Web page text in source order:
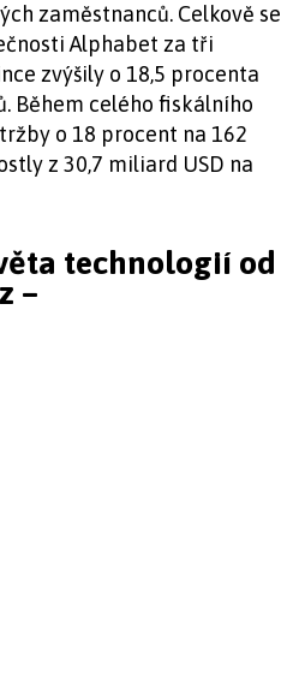
zaměstnanců. Celkově se
Alphabet za tři
zvýšily o 18,5 procenta
Během celého fiskálního
o 18 procent na 162
z 30,7 miliard USD na
technologií od
–